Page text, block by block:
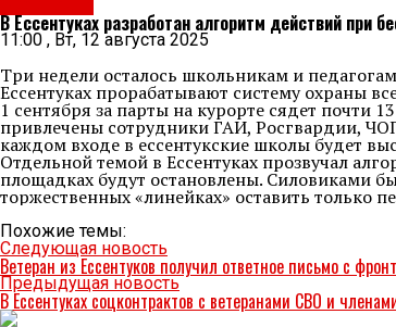
В Ессентуках разработан алгоритм действий при
11:00 , Вт, 12 августа 2025
Три недели осталось школьникам и
Ессентуках прорабатывают систему охраны
1 сентября за парты на курорте сядет почти
привлечены сотрудники ГАИ, Росгвардии,
каждом входе в ессентукские школы будет
Отдельной темой в Ессентуках прозвучал
площадках будут остановлены. Силовиками
торжественных «линейках» оставить только
Похожие темы:
Следующая новость
Ветеран из Ессентуков получил ответное письмо с
Предыдущая новость
В Ессентуках соцконтрактов с ветеранами СВО и